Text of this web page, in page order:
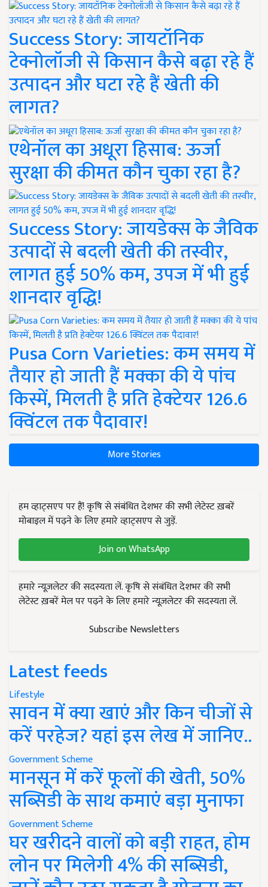
Success Story: जायटॉनिक
टेक्नोलॉजी से किसान कैसे बढ़ा रहे हैं
उत्पादन और घटा रहे हैं खेती की
लागत?
एथेनॉल का अधूरा हिसाब: ऊर्जा
सुरक्षा की कीमत कौन चुका रहा है?
Success Story: जायडेक्स के जैविक
उत्पादों से बदली खेती की तस्वीर,
लागत हुई 50% कम, उपज में भी हुई
शानदार वृद्धि!
Pusa Corn Varieties: कम समय में
तैयार हो जाती हैं मक्का की ये पांच
किस्में, मिलती है प्रति हेक्टेयर 126.6
क्विंटल तक पैदावार!
More Stories
हम व्हाट्सएप पर हैं! कृषि से संबंधित देशभर की सभी लेटेस्ट ख़बरें
मोबाइल में पढ़ने के लिए हमारे व्हाट्सएप से जुड़ें.
Join on WhatsApp
हमारे न्यूज़लेटर की सदस्यता लें. कृषि से संबंधित देशभर की सभी
लेटेस्ट ख़बरें मेल पर पढ़ने के लिए हमारे न्यूज़लेटर की सदस्यता लें.
Subscribe Newsletters
Latest feeds
Lifestyle
सावन में क्या खाएं और किन चीजों से
करें परहेज? यहां इस लेख में जानिए..
Government Scheme
मानसून में करें फूलों की खेती, 50%
सब्सिडी के साथ कमाएं बड़ा मुनाफा
Government Scheme
घर खरीदने वालों को बड़ी राहत, होम
लोन पर मिलेगी 4% की सब्सिडी,